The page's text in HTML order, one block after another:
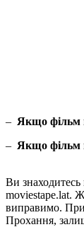
– Якщо фільм
– Якщо фільм
Ви знаходитесь
moviestape.lat.
виправимо.
Прохання,